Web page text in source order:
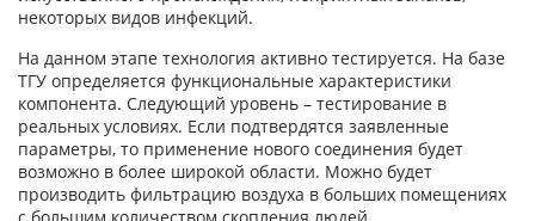
некоторых видов инфекций.
На данном этапе технология активно тестируется. На базе
ТГУ определяется функциональные характеристики
компонента. Следующий уровень – тестирование в
реальных условиях. Если подтвердятся заявленные
параметры, то применение нового соединения будет
возможно в более широкой области. Можно будет
производить фильтрацию воздуха в больших помещениях